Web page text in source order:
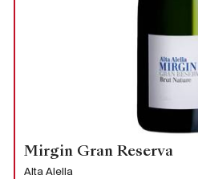
Mirgin Gran Reserva
Alta Alella